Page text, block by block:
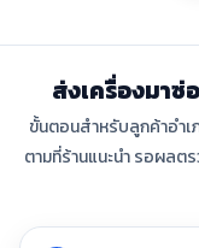
ส่งเครื่องมาซ่
ขั้นตอนสำหรับลูกค้าอำเ
ตามที่ร้านแนะนำ รอผลต